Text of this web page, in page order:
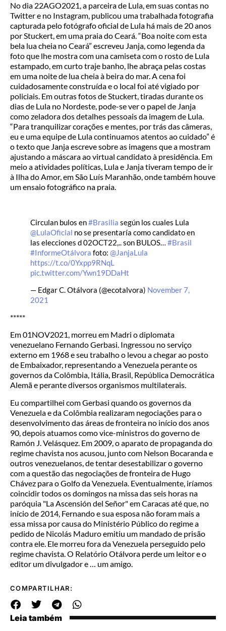
No dia 22AGO2021, a parceira de Lula, em suas contas no
Twitter e no Instagram, publicou uma trabalhada fotografia
capturada pelo fotógrafo oficial de Lula há mais de 20 anos
por Stuckert, em uma praia do Ceará. “Boa noite com esta
bela lua cheia no Ceará” escreveu Janja, como legenda da
foto que lhe mostra com una camiseta com o rosto de Lula
estampado, em curto traje banho, lhe abraça pelas costas
em uma noite de lua cheia à beira do mar. A cena foi
cuidadosamente construída e o local foi até vigiado por
policiais. Em outras fotos de Stuckert, tiradas durante os
dias de Lula no Nordeste, pode-se ver o papel de Janja
como zeladora dos detalhes pessoais da imagem de Lula.
“Para tranquilizar corações e mentes, por trás das câmeras,
eu e uma equipe de Lula continuamos atentos ao cuidado” é
o texto que Janja escreve sobre as imagens que a mostram
ajustando a máscara ao virtual candidato à presidência. Em
meio a atividades políticas, Lula e Janja tiveram tempo de ir
à Ilha do Amor, em São Luís Maranhão, onde também houve
um ensaio fotográfico na praia.
Circulan bulos en#Brasilia según los cuales Lula
@LulaOficial no se presentaría como candidato en
las elecciones d 02OCT22,.. son BULOS… #Brasil
#InformeOtálvora foto: @JanjaLula
https://t.co/0Yxpp9RNqL
pic.twitter.com/Ywn19DDaHt
— Edgar C. Otálvora (@ecotalvora) November 7,
2021
*****
Em 01NOV2021, morreu em Madri o diplomata
venezuelano Fernando Gerbasi. Ingressou no serviço
externo em 1968 e seu trabalho o levou a chegar ao posto
de Embaixador, representando a Venezuela perante os
governos da Colômbia, Itália, Brasil, República Democrática
Alemã e perante diversos organismos multilaterais.
Eu compartilhei com Gerbasi quando os governos da
Venezuela e da Colômbia realizaram negociações para o
desenvolvimento das áreas de fronteira no início dos anos
90, depois atuamos como vice-ministros do governo de
Ramón J. Velásquez. Em 2009, o aparato de propaganda do
regime chavista nos acusou, junto com Nelson Bocaranda e
outros venezuelanos, de tentar desestabilizar o governo
com a questão das negociações de fronteira de Hugo
Chávez para o Golfo da Venezuela. Eventualmente, iríamos
coincidir todos os domingos na missa das seis horas na
paróquia "La Ascensión del Señor" em Caracas até que, no
início de 2014, Fernando e sua esposa não foram mais a
essa missa por causa do Ministério Público do regime a
pedido de Nicolás Maduro emitiu um mandado de prisão
contra ele. Ele morreu fora da Venezuela perseguido pelo
regime chavista. O Relatório Otálvora perde um leitor e o
editor um divulgador e … um amigo.
COMPARTILHAR:
Leia também